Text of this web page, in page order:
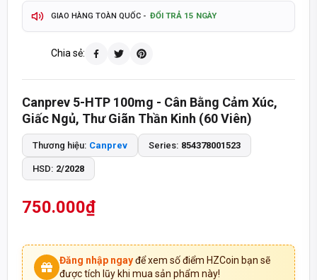
GIAO HÀNG TOÀN QUỐC - ĐỔI TRẢ 15 NGÀY
TÍCH ĐIỂM MUA HÀNG - QUÀ TẶNG HẤP DẪN
TƯ VẤN ĐẶT HÀNG QUA HOTLINE093 447 4242
MỞ CỬA T2-T7: 8:30 - 20:30 CHỦ NHẬT:8:30 - 14:00
SẢN PHẨM CHÍNH HÃNG - THANH TOÁN KHI NHẬN HÀNG
Chia sẻ:
Canprev 5-HTP 100mg - Cân Bằng Cảm Xúc,
Giấc Ngủ, Thư Giãn Thần Kinh (60 Viên)
Thương hiệu: Canprev Series: 854378001523
HSD: 2/2028
750.000₫
Đăng nhập ngayđể xem số điểm HZCoin bạn sẽ
được tích lũy khi mua sản phẩm này!